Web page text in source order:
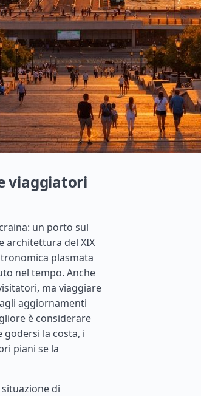
viaggiatori
un porto sul
architettura del XIX
plasmata
nel tempo. Anche
ma viaggiare
aggiornamenti
è considerare
godersi la costa, i
piani se la
di